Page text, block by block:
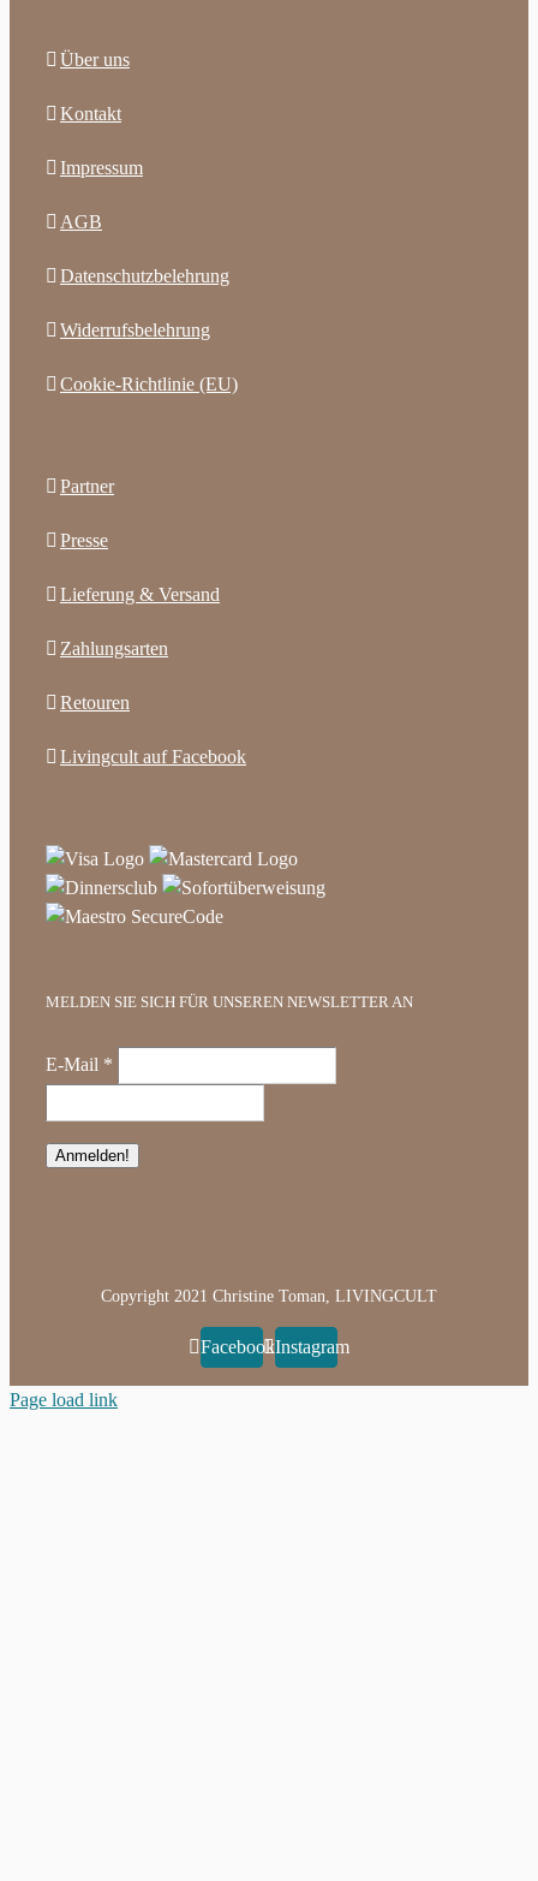
Über uns
Kontakt
Impressum
AGB
Datenschutzbelehrung
Widerrufsbelehrung
Cookie-Richtlinie (EU)
Partner
Presse
Lieferung & Versand
Zahlungsarten
Retouren
Livingcult auf Facebook
MELDEN SIE SICH FÜR UNSEREN NEWSLETTER AN
E-Mail *
Copyright 2021 Christine Toman, LIVINGCULT
FacebookInstagram
Page load link